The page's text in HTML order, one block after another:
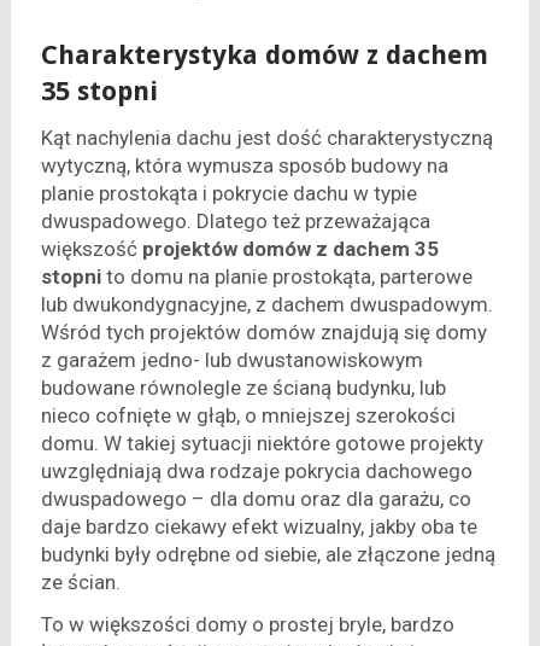
Charakterystyka domów z dachem
35 stopni
Kąt nachylenia dachu jest dość charakterystyczną
wytyczną, która wymusza sposób budowy na
planie prostokąta i pokrycie dachu w typie
dwuspadowego. Dlatego też przeważająca
większość projektów domów z dachem 35
stopnito domu na planie prostokąta, parterowe
lub dwukondygnacyjne, z dachem dwuspadowym.
Wśród tych projektów domów znajdują się domy
z garażem jedno- lub dwustanowiskowym
budowane równolegle ze ścianą budynku, lub
nieco cofnięte w głąb, o mniejszej szerokości
domu. W takiej sytuacji niektóre gotowe projekty
uwzględniają dwa rodzaje pokrycia dachowego
dwuspadowego – dla domu oraz dla garażu, co
daje bardzo ciekawy efekt wizualny, jakby oba te
budynki były odrębne od siebie, ale złączone jedną
ze ścian.
To w większości domy o prostej bryle, bardzo